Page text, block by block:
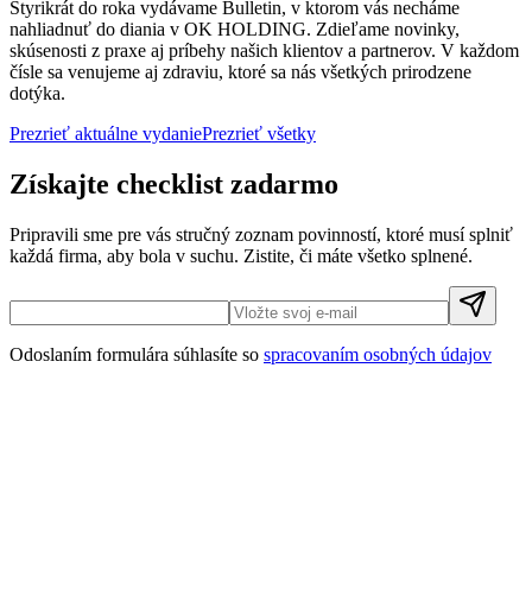
Štyrikrát do roka vydávame Bulletin, v ktorom vás necháme
nahliadnuť do diania v OK HOLDING. Zdieľame novinky,
skúsenosti z praxe aj príbehy našich klientov a partnerov. V každom
čísle sa venujeme aj zdraviu, ktoré sa nás všetkých prirodzene
dotýka.
Prezrieť aktuálne vydaniePrezrieť všetky
Získajte checklist zadarmo
Pripravili sme pre vás stručný zoznam povinností, ktoré musí splniť
každá firma, aby bola v suchu. Zistite, či máte všetko splnené.
Odoslaním formulára súhlasíte so spracovaním osobných údajov